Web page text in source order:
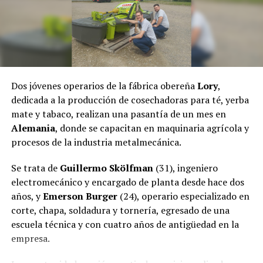
principales guardianes de la selva misionera.
El pasado jueves, el fiscalHéctor Simón
, a través de la
Fiscalía de Instrucción Uno de Puerto Rico dictaminó
dejar sin efecto eldesalojo,por lo que las familias
regresaron a la comunidad.
Dos jóvenes operarios de la fábrica obereñaLory,
dedicada a la producción de cosechadoras para té, yerba
mate y tabaco, realizan una pasantía de un mes en
Alemania, donde se capacitan en maquinaria agrícola y
procesos de la industria metalmecánica.
Se trata de Guillermo Skölfman(31), ingeniero
electromecánico y encargado de planta desde hace dos
años, yEmerson Burger(24), operario especializado en
corte, chapa, soldadura y tornería, egresado de una
escuela técnica y con cuatro años de antigüedad en la
empresa.